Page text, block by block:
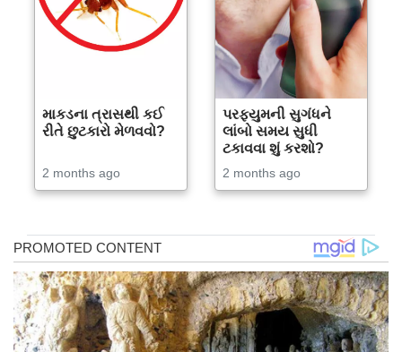
માકડના ત્રાસથી કઈ
રીતે છુટકારો મેળવવો?
2 months ago
પરફ્યુમની સુગંધને
લાંબો સમય સુધી
ટકાવવા શું કરશો?
2 months ago